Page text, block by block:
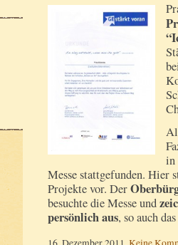
in
Messe stattgefunden. Hier
Projekte vor. Der
besuchte die Messe und
persönlich aus, so auch
16. Dezember 2011, Keine